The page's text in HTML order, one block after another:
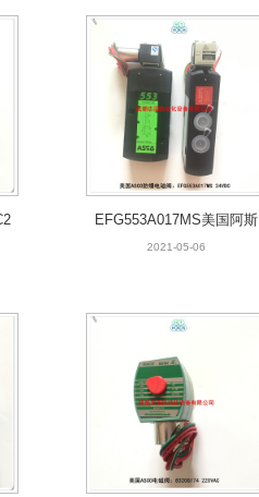
EFG553A017MS美国阿斯
卡防爆电磁阀
2021-05-06